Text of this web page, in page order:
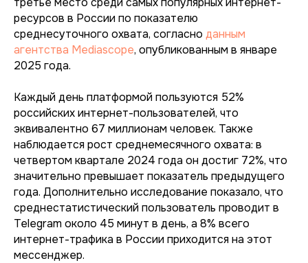
ресурсов в России по показателю
среднесуточного охвата, согласно данным
агентства Mediascope, опубликованным в январе
2025 года.
Каждый день платформой пользуются 52%
российских интернет-пользователей, что
эквивалентно 67 миллионам человек. Также
наблюдается рост среднемесячного охвата: в
четвертом квартале 2024 года он достиг 72%, что
значительно превышает показатель предыдущего
года. Дополнительно исследование показало, что
среднестатистический пользователь проводит в
Telegram около 45 минут в день, а 8% всего
интернет-трафика в России приходится на этот
мессенджер.